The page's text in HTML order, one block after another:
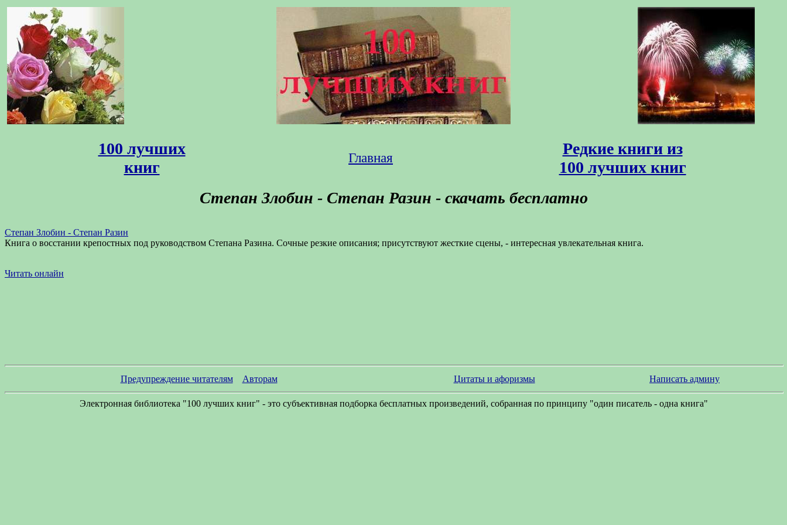
100 лучших
книг
Главная
Редкие книги из
100 лучших книг
Степан Злобин - Степан Разин - скачать бесплатно
Степан Злобин - Степан Разин
Книга о восстании крепостных под руководством Степана Разина. Сочные резкие описания; присутствуют жесткие сцены, - интересная увлекательная книга.
Читать онлайн
Предупреждение читателям Авторам Цитаты и афоризмы Написать админу
Электронная библиотека "100 лучших книг" - это субъективная подборка бесплатных произведений, собранная по принципу "один писатель - одна книга"